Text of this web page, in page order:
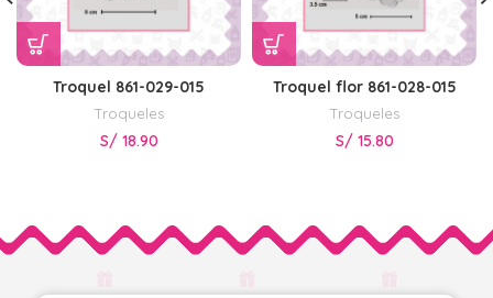
Troquel 861-029-015
Troqueles
S/ 18.90
Troquel flor 861-028-015
Troqueles
S/ 15.80